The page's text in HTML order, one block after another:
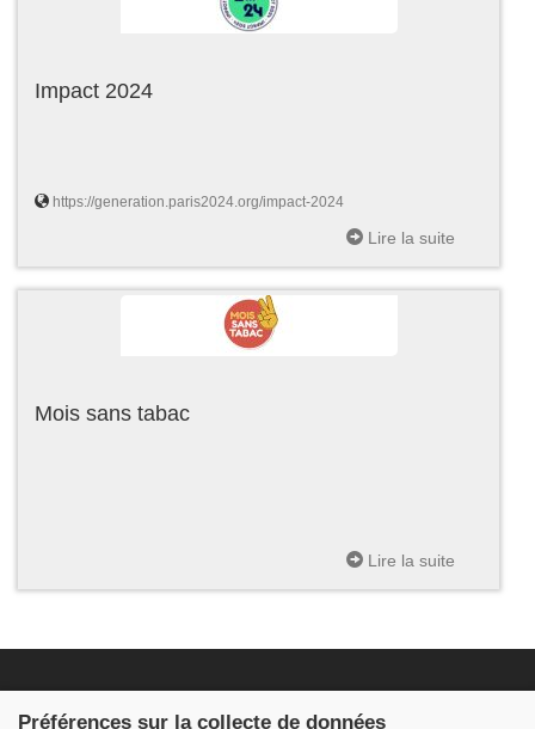
Impact 2024
https://generation.paris2024.org/impact-2024
Lire la suite
Mois sans tabac
Lire la suite
Préférences sur la collecte de données